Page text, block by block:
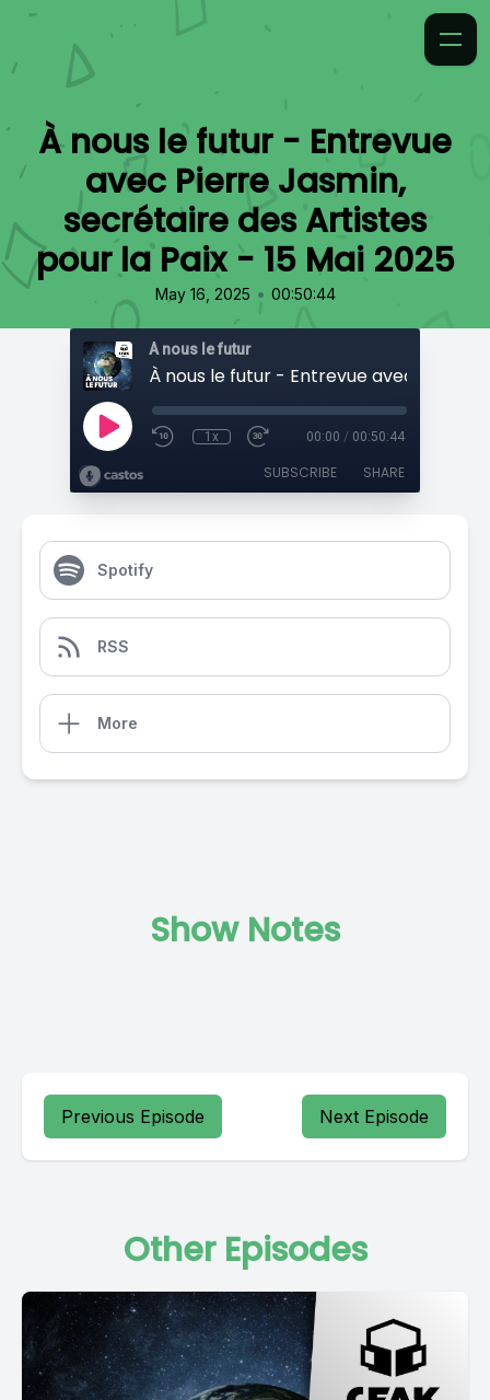
À nous le futur - Entrevue
avec Pierre Jasmin,
secrétaire des Artistes
pour la Paix - 15 Mai 2025
May 16, 2025 • 00:50:44
À nous le futur
1x 00:00 / 00:50:44
SUBSCRIBE SHARE
Spotify
RSS
More
Show Notes
Previous Episode Next Episode
Other Episodes